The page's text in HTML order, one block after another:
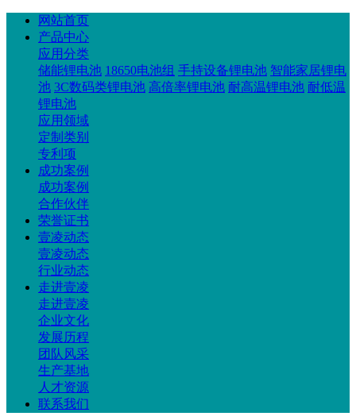
网站首页
产品中心
应用分类
储能锂电池 18650电池组 手持设备锂电池 智能家居锂电
池 3C数码类锂电池 高倍率锂电池 耐高温锂电池 耐低温
锂电池
应用领域
定制类别
专利项
成功案例
成功案例
合作伙伴
荣誉证书
壹凌动态
壹凌动态
行业动态
走进壹凌
走进壹凌
企业文化
发展历程
团队风采
生产基地
人才资源
联系我们